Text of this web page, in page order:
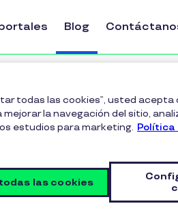
Blog
Tabla de contenido
Definición de
8 beneficios de las
todas las cookies”, usted acepta
la navegación del sitio,
estudios para marketing. Política
las cookies